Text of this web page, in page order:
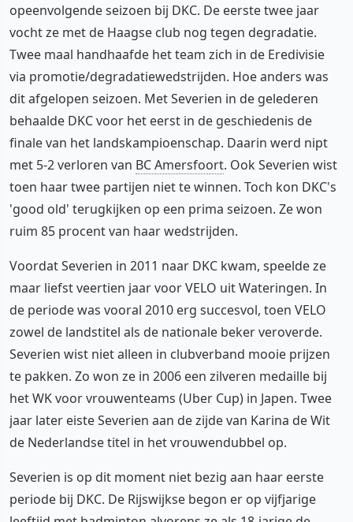
opeenvolgende seizoen bij DKC. De eerste twee jaar
vocht ze met de Haagse club nog tegen degradatie.
Twee maal handhaafde het team zich in de Eredivisie
via promotie/degradatiewedstrijden. Hoe anders was
dit afgelopen seizoen. Met Severien in de gelederen
behaalde DKC voor het eerst in de geschiedenis de
finale van het landskampioenschap. Daarin werd nipt
met 5-2 verloren van BC Amersfoort. Ook Severien wist
toen haar twee partijen niet te winnen. Toch kon DKC's
'good old' terugkijken op een prima seizoen. Ze won
ruim 85 procent van haar wedstrijden.
Voordat Severien in 2011 naar DKC kwam, speelde ze
maar liefst veertien jaar voor VELO uit Wateringen. In
de periode was vooral 2010 erg succesvol, toen VELO
zowel de landstitel als de nationale beker veroverde.
Severien wist niet alleen in clubverband mooie prijzen
te pakken. Zo won ze in 2006 een zilveren medaille bij
het WK voor vrouwenteams (Uber Cup) in Japen. Twee
jaar later eiste Severien aan de zijde van Karina de Wit
de Nederlandse titel in het vrouwendubbel op.
Severien is op dit moment niet bezig aan haar eerste
periode bij DKC. De Rijswijkse begon er op vijfjarige